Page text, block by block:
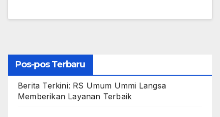
Pos-pos Terbaru
Berita Terkini: RS Umum Ummi Langsa
Memberikan Layanan Terbaik